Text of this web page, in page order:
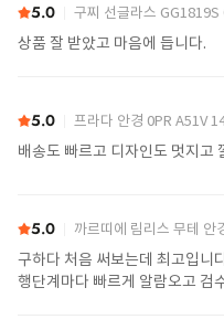
5.0 구찌 선글라스 GG1819S
상품 잘 받았고 마음에 듭니다.
5.0 프라다 안경 0PR A51V
배송도 빠르고 디자인도 멋지고
5.0 까르띠에 림리스 무테 안경
구하다 처음 써보는데 최고입니
행단계마다 빠르게 알람오고 검